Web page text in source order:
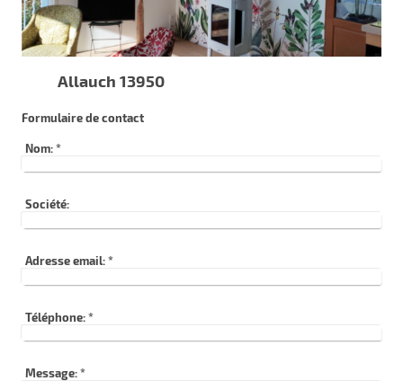
Allauch 13950
Formulaire de contact
Nom: *
Société:
Adresse email: *
Téléphone: *
Message: *